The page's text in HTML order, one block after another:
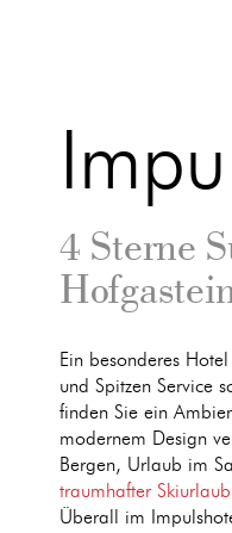
4 Sterne
Hofgastein
Ein besonderes
und Spitzen Service
finden Sie ein
modernem Design
Bergen, Urlaub im
traumhafter
Überall im